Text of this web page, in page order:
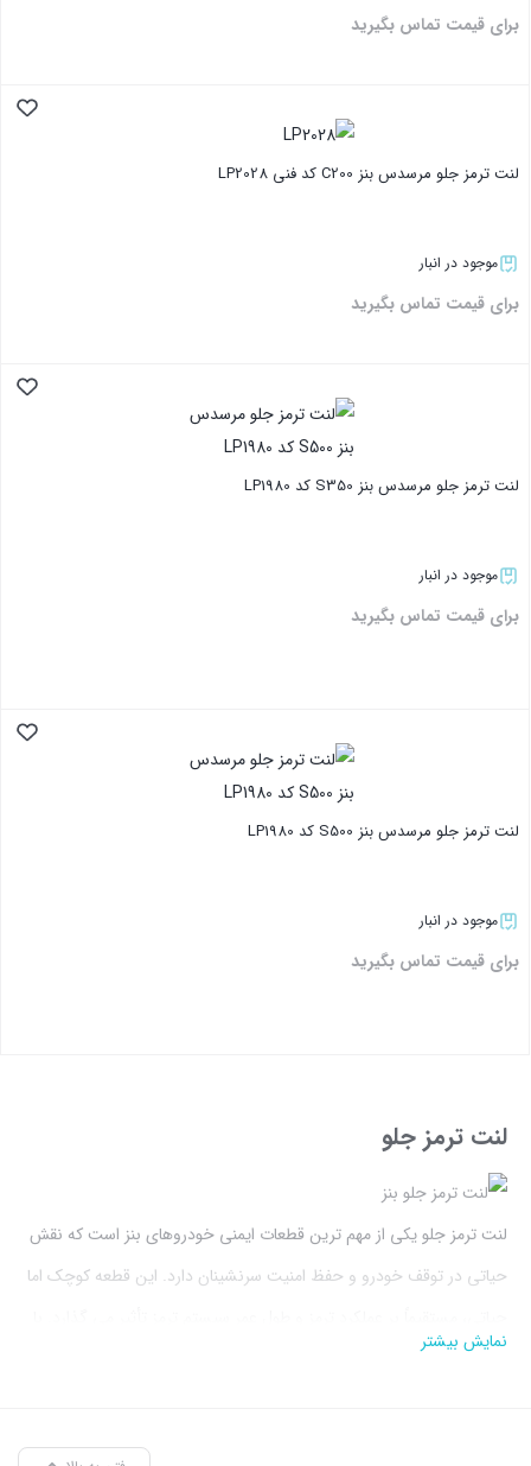
برای قیمت تماس بگیرید
لنت ترمز جلو مرسدس بنز C200 کد فنی LP2028
موجود در انبار
برای قیمت تماس بگیرید
لنت ترمز جلو مرسدس بنز S350 کد LP1980
موجود در انبار
برای قیمت تماس بگیرید
لنت ترمز جلو مرسدس بنز S500 کد LP1980
موجود در انبار
برای قیمت تماس بگیرید
لنت ترمز جلو
لنت ترمز جلو یکی از مهم ترین قطعات ایمنی خودروهای بنز است که نقش
حیاتی در توقف خودرو و حفظ امنیت سرنشینان دارد. این قطعه کوچک اما
افزایش سرعت خودرو و شرایط مختلف رانندگی، انتخاب لنت مناسب
با استانداردهای دقیق کارخانه ساخته شده و
نمایش بیشتر